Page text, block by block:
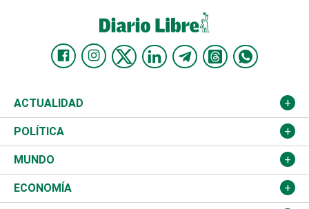
ACTUALIDAD
Nacional
Ciudad
Educación
POLÍTICA
Partidos
JCE
MUNDO
Estados Unidos
ECONOMÍA